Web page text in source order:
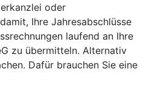
oder
Ihre Jahresabschlüsse
laufend an Ihre
zu übermitteln. Alternativ
Dafür brauchen Sie eine